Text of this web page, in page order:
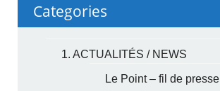
Categories
1. ACTUALITÉS / NEWS
Le Point – fil de presse